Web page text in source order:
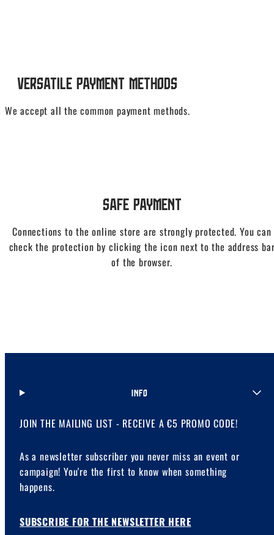
Versatile Payment Methods
We accept all the common payment methods.
Safe Payment
Connections to the online store are strongly protected. You can
check the protection by clicking the icon next to the address
of the browser.
INFO
JOIN THE MAILING LIST - RECEIVE A €5 PROMO CODE!
As a newsletter subscriber you never miss an event or
campaign! You're the first to know when something
happens.
SUBSCRIBE FOR THE NEWSLETTER HERE